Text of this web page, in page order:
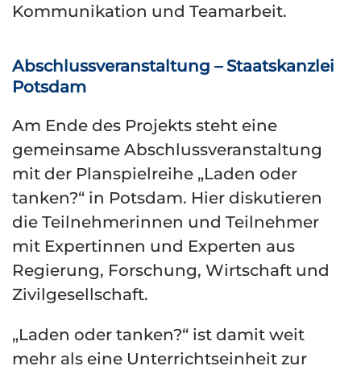
Kommunikation und Teamarbeit.
Abschlussveranstaltung – Staatskanzlei
Potsdam
Am Ende des Projekts steht eine
gemeinsame Abschlussveranstaltung
mit der Planspielreihe „Laden oder
tanken?“ in Potsdam. Hier diskutieren
die Teilnehmerinnen und Teilnehmer
mit Expertinnen und Experten aus
Regierung, Forschung, Wirtschaft und
Zivilgesellschaft.
„Laden oder tanken?“ ist damit weit
mehr als eine Unterrichtseinheit zur